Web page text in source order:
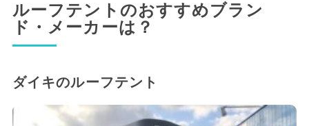
ルーフテントのおすすめブラン
ド・メーカーは？
ダイキのルーフテント